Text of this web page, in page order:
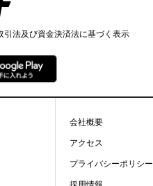
引法及び資金決済法に基づく表示
会社概要
アクセス
プライバシーポリシー